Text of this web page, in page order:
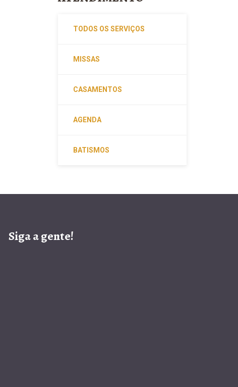
TODOS OS SERVIÇOS
MISSAS
CASAMENTOS
AGENDA
BATISMOS
Siga a gente!